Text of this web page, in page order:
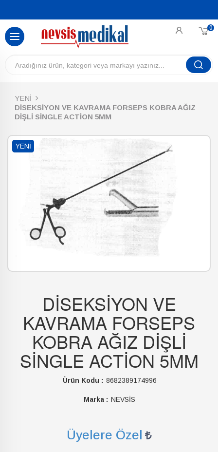
0
YENİ
DİSEKSİYON VE KAVRAMA FORSEPS KOBRA AĞIZ
DİŞLİ SİNGLE ACTİON 5MM
YENI
DİSEKSİYON VE
KAVRAMA FORSEPS
KOBRA AĞIZ DİŞLİ
SİNGLE ACTİON 5MM
Ürün Kodu : 8682389174996
Marka : NEVSİS
Üyelere Özel